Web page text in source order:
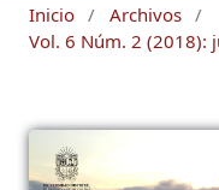
Inicio / Archivos /
Vol. 6 Núm. 2 (2018):